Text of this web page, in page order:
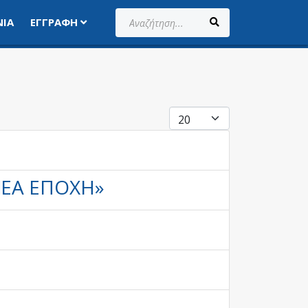
ΕΓΓΡΑΦΉ Αναζήτηση...
ΕΜΦΆΝΙΣΗ #
ΕΠΟΧΉ»